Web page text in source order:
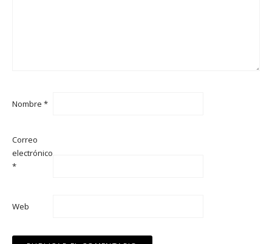
Nombre *
Correo
electrónico
*
Web